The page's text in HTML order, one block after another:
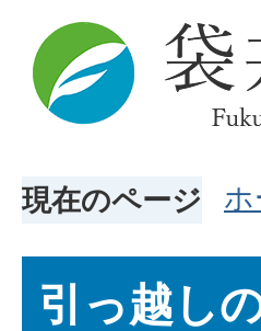
現在のページ ホ
引っ越し